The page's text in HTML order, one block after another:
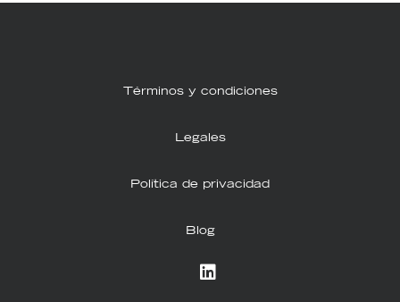
Términos y condiciones
Legales
Política de privacidad
Blog
in